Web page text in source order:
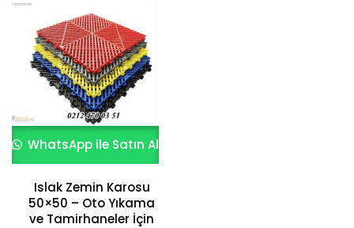
WhatsApp ile Satın Al
Islak Zemin Karosu
50×50 – Oto Yıkama
ve Tamirhaneler İçin